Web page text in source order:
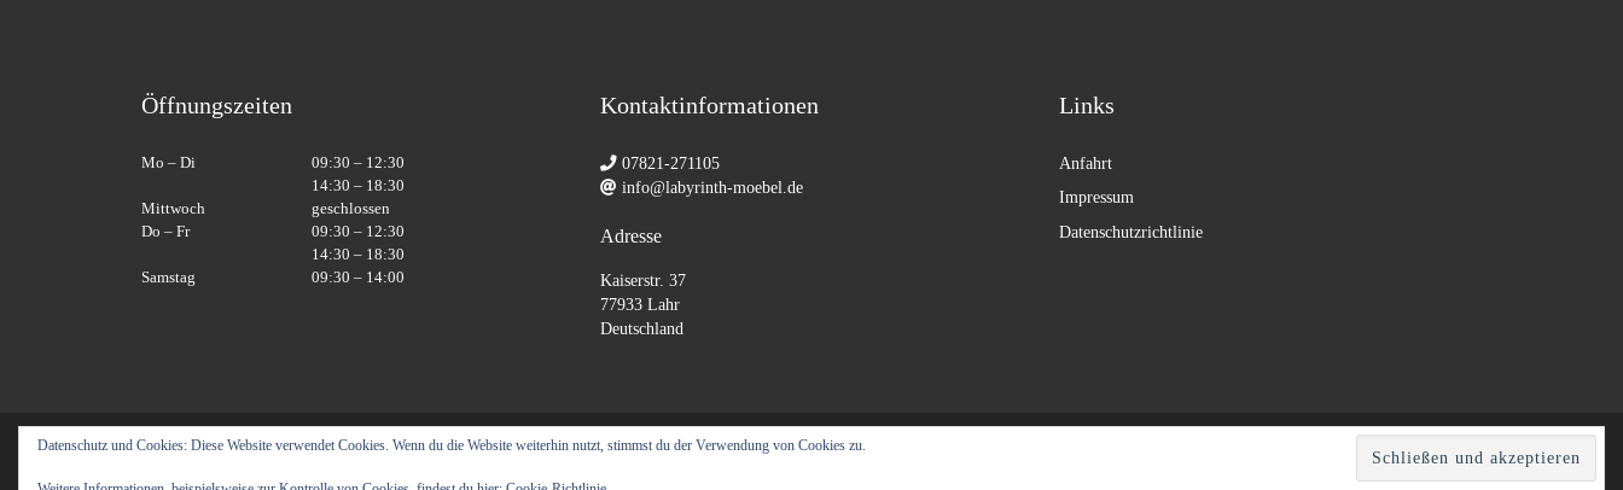
Öffnungszeiten
Mo – Di
09:30 – 12:30
14:30 – 18:30
Mittwoch
geschlossen
Do – Fr
09:30 – 12:30
14:30 – 18:30
Samstag
09:30 – 14:00
Kontaktinformationen
07821-271105
info@labyrinth-moebel.de
Adresse
Kaiserstr. 37
77933 Lahr
Deutschland
Links
Anfahrt
Impressum
Datenschutzrichtlinie
© 2026Labyrinth Moebel– Alle Rechte vorbehalten
Präsentiert vonWP– Entworfen mit demCustomizr-Theme
Datenschutz und Cookies: Diese Website verwendet Cookies. Wenn du die Website weiterhin nutzt, stimmst du der Verwendung von Cookies zu.